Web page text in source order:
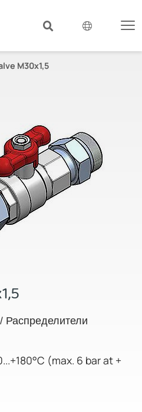
M30x1,5
Распределители
(max. 6 bar at +